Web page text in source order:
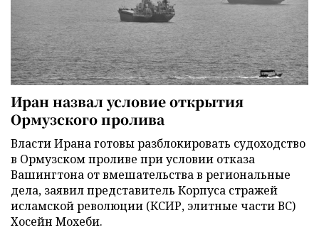
Иран назвал условие открытия
Ормузского пролива
Власти Ирана готовы разблокировать судоходство
в Ормузском проливе при условии отказа
Вашингтона от вмешательства в региональные
дела, заявил представитель Корпуса стражей
исламской революции (КСИР, элитные части ВС)
Хосейн Мохеби.